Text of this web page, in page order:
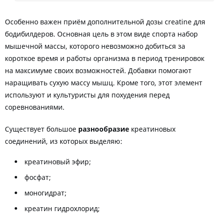
Особенно важен приём дополнительной дозы creatine для
бодибилдеров. Основная цель в этом виде спорта набор
мышечной массы, которого невозможно добиться за
короткое время и работы организма в период тренировок
на максимуме своих возможностей. Добавки помогают
наращивать сухую массу мышц. Кроме того, этот элемент
используют и культуристы для похудения перед
соревнованиями.
Существует большое разнообразие креатиновых
соединений, из которых выделяю:
креатиновый эфир;
фосфат;
моногидрат;
креатин гидрохлорид;